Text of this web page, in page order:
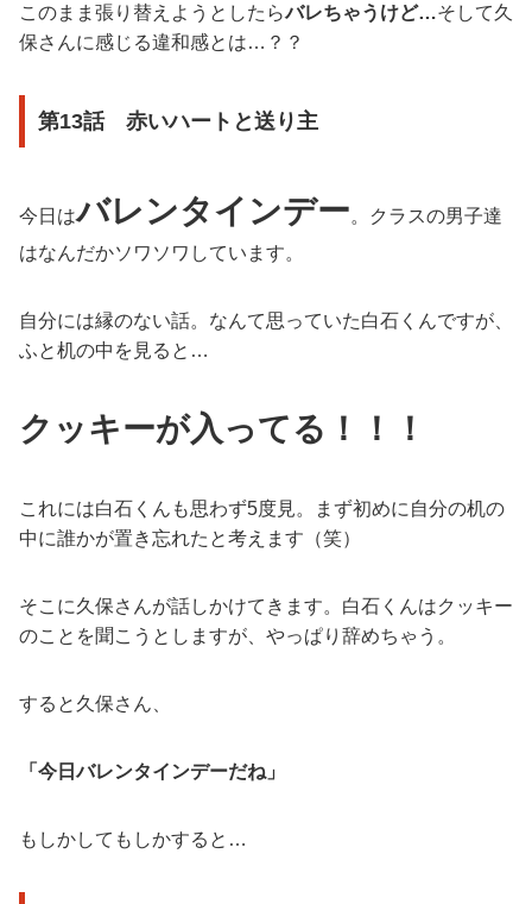
このまま張り替えようとしたらバレちゃうけど…そして久
保さんに感じる違和感とは…？？
第13話 赤いハートと送り主
今日はバレンタインデー。クラスの男子達
はなんだかソワソワしています。
自分には縁のない話。なんて思っていた白石くんですが、
ふと机の中を見ると…
クッキーが入ってる！！！
これには白石くんも思わず5度見。まず初めに自分の机の
中に誰かが置き忘れたと考えます（笑）
そこに久保さんが話しかけてきます。白石くんはクッキー
のことを聞こうとしますが、やっぱり辞めちゃう。
すると久保さん、
「今日バレンタインデーだね」
もしかしてもしかすると…